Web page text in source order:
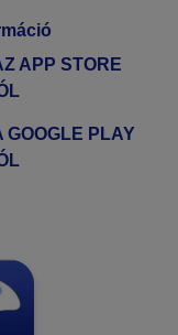
APP STORE
GOOGLE PLAY